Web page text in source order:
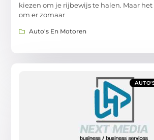
kiezen om je rijbewijs te halen. Maar
om er zomaar
Auto's En Motoren